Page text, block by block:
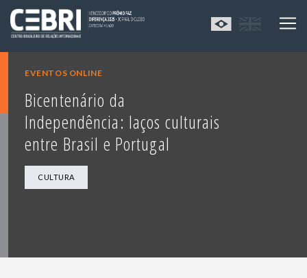
EVENTOS ONLINE
Bicentenário da
Independência: laços culturais
entre Brasil e Portugal
CULTURA